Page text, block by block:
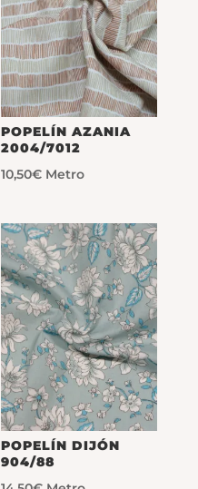
POPELÍN AZANIA
2004/7012
10,50€ Metro
POPELÍN DIJÓN
904/88